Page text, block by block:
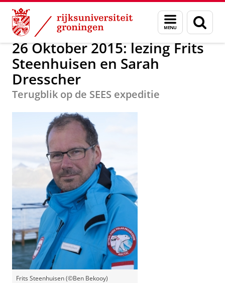
Skip
Content
Skip
Navigation
Menu
en
zoeken
Onderzoek Activiteiten overzicht
26 Oktober 2015: lezing Frits
Steenhuisen en Sarah
Dresscher
Terugblik op de SEES expeditie
Frits Steenhuisen (©Ben Bekooy)